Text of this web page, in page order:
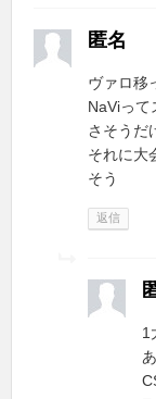
匿名
ヴァロ移
NaViって
さそうだ
それに大
そう
返信
1